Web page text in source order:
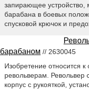
запирающее устройство,
барабана в боевых
спусковой крючок и
барабаном // 2630045
Изобретение относится
револьверам. Револьвер
корпус с рукояткой,